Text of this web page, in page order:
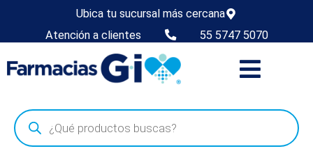
Ubica tu sucursal más cercana
Atención a clientes
55 5747 5070